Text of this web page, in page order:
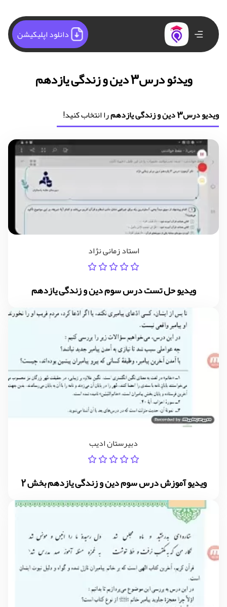
دانلود اپلیکیشن
ویدئو درس3 دین و زندگی یازدهم
ویدیو درس3 دین و زندگی یازدهم را انتخاب کنید!
استاد زمانی نژاد
ویدیو حل تست درس سوم دین و زندگی یازدهم
دبیرستان ادیب
ویدیو آموزش درس سوم دین و زندگی یازدهم بخش 2